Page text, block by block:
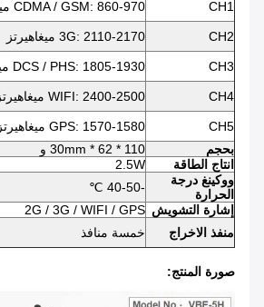
CH1 CDMA / GSM: 860-970 ميغاهرتز
CH2
3G: 2110-2170 ميغاهيرتز
CH3
DCS / PHS: 1805-1930 ميغاهيرتز
CH4
WIFI: 2400-2500 ميغاهيرتز
CH5
GPS: 1570-1580 ميغاهيرتز
بحجم
110 * 62 * 30mm و
انتاج الطاقة
2.5W
ووكينغ درجة
الحرارة
-40-50 ℃
إشارة التشويش 2G / 3G / WIFI / GPS
منفذ الاخراج
خمسة منافذ
صورة المنتج: